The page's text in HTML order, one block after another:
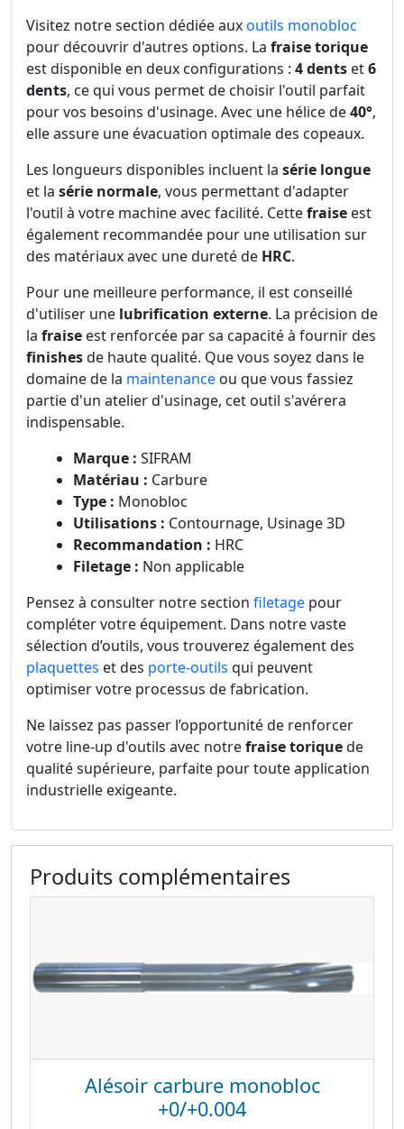
Visitez notre section dédiée auxoutils monobloc
pour découvrir d'autres options. La fraise torique
est disponible en deux configurations : 4 dents et6
dents, ce qui vous permet de choisir l'outil parfait
pour vos besoins d'usinage. Avec une hélice de40°,
elle assure une évacuation optimale des copeaux.
Les longueurs disponibles incluent la série longue
et la série normale, vous permettant d'adapter
l'outil à votre machine avec facilité. Cettefraise est
également recommandée pour une utilisation sur
des matériaux avec une dureté de HRC.
Pour une meilleure performance, il est conseillé
d'utiliser une lubrification externe. La précision de
la fraise est renforcée par sa capacité à fournir des
finishesde haute qualité. Que vous soyez dans le
domaine de la maintenance ou que vous fassiez
partie d'un atelier d'usinage, cet outil s'avérera
indispensable.
Marque : SIFRAM
Matériau : Carbure
Type : Monobloc
Utilisations : Contournage, Usinage 3D
Recommandation : HRC
Filetage : Non applicable
Pensez à consulter notre section filetage pour
compléter votre équipement. Dans notre vaste
sélection d’outils, vous trouverez également des
plaquettes et des porte-outils qui peuvent
optimiser votre processus de fabrication.
Ne laissez pas passer l’opportunité de renforcer
votre line-up d'outils avec notrefraise toriquede
qualité supérieure, parfaite pour toute application
industrielle exigeante.
Produits complémentaires
Alésoir carbure monobloc
+0/+0.004